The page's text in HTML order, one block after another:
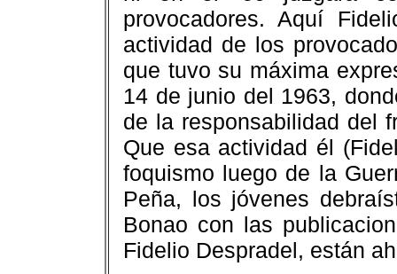
provocadores. Aquí
actividad de los
que tuvo su máxima
14 de junio del 1963,
de la responsabilidad del
Que esa actividad él
foquismo luego de la
Peña, los jóvenes
Bonao con las
Fidelio Despradel, están